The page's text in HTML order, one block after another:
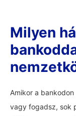
Milyen
Amikor a
vagy fogadsz, sok